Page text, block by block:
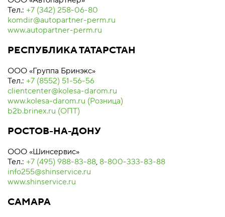
Тел.: +7 (342) 258-06-80
komdir@autopartner-perm.ru
www.autopartner-perm.ru
РЕСПУБЛИКА ТАТАРСТАН
ООО «Группа Бринэкс»
Тел.: +7 (8552) 51-56-56
clientcenter@kolesa-darom.ru
www.kolesa-darom.ru (Розница)
b2b.brinex.ru (ОПТ)
РОСТОВ-НА-ДОНУ
ООО «Шинсервис»
Тел.: +7 (495) 988-83-88, 8-800-333-83-88
info255@shinservice.ru
www.shinservice.ru
САМАРА